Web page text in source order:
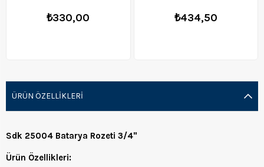
₺330,00 ₺434,50
ÜRÜN ÖZELLIKLERI
Sdk 25004 Batarya Rozeti 3/4"
Ürün Özellikleri: